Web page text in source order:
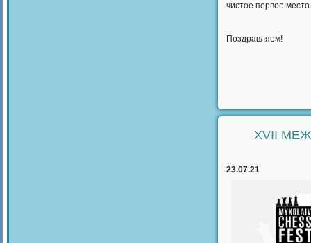
чистое первое место.
Поздравляем!
XVII
23.07.21